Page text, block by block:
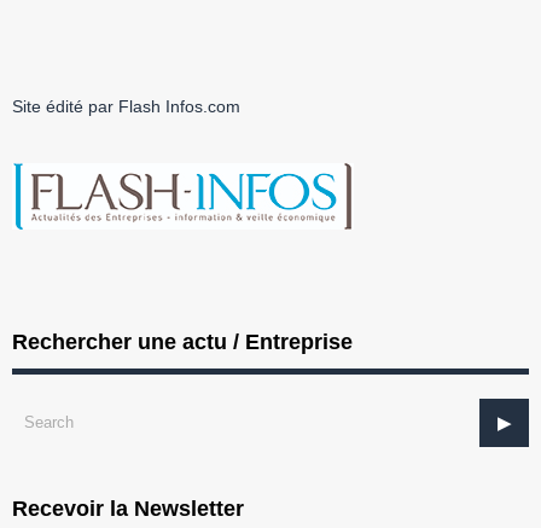
Site édité par Flash Infos.com
Rechercher une actu / Entreprise
Recevoir la Newsletter